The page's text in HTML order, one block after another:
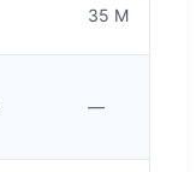
35 M
—